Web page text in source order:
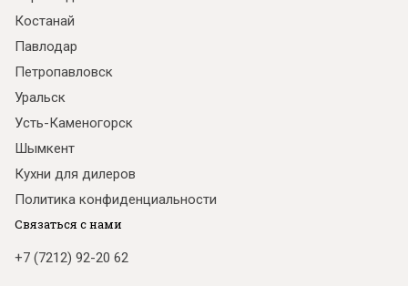
Костанай
Павлодар
Петропавловск
Уральск
Усть-Каменогорск
Шымкент
Кухни для дилеров
Политика конфиденциальности
Связаться с нами
+7 (7212) 92-20 62